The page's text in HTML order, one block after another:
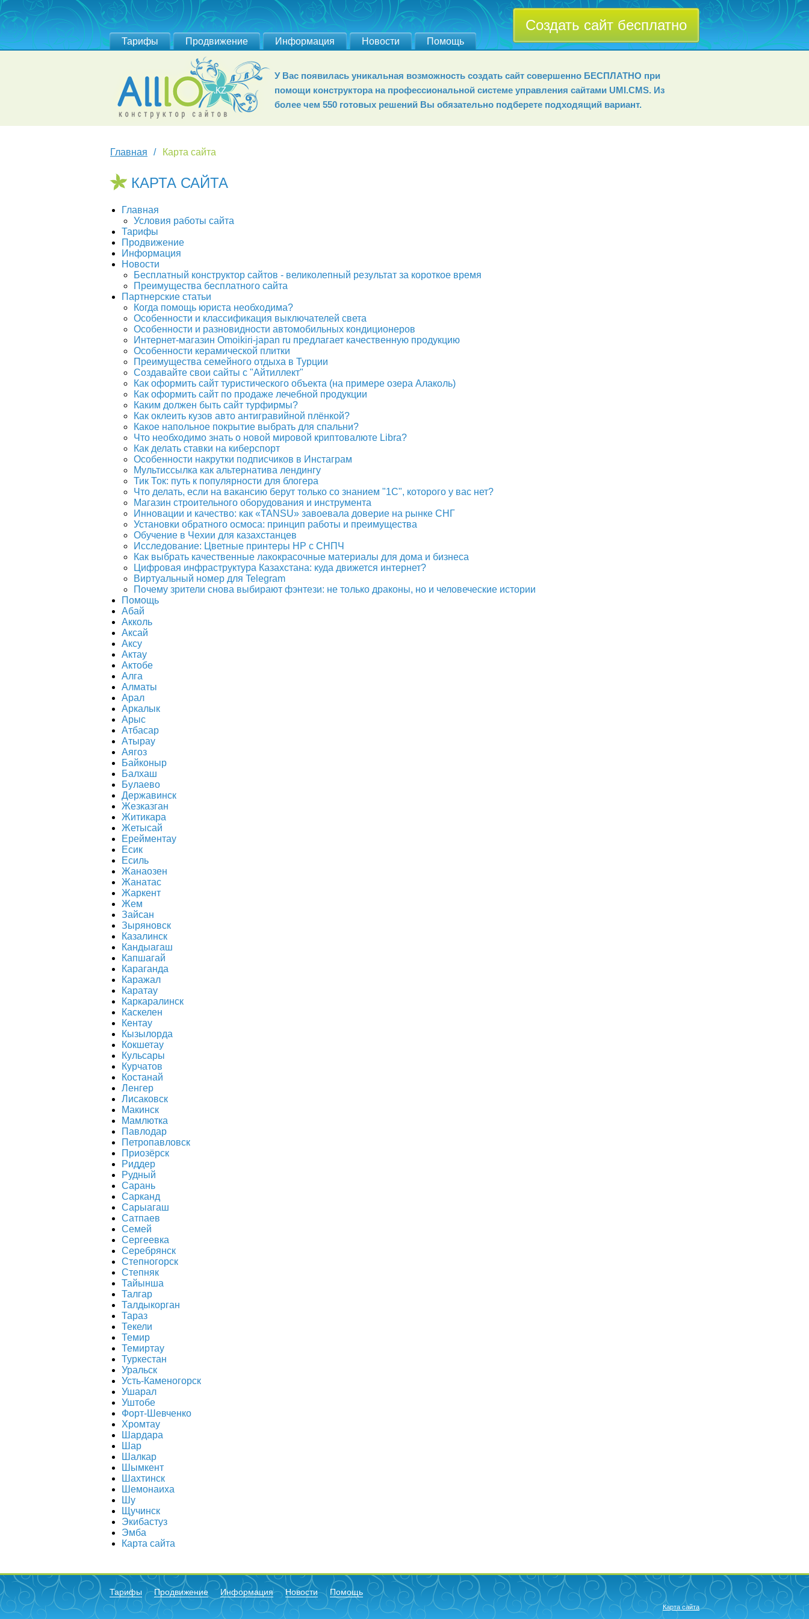
Тарифы Продвижение Информация Новости Помощь
Создать сайт бесплатно
У Вас появилась уникальная возможность создать сайт совершенно БЕСПЛАТНО при
помощи конструктора на профессиональной системе управления сайтами UMI.СMS. Из
более чем 550 готовых решений Вы обязательно подберете подходящий вариант.
Главная Карта сайта
КАРТА САЙТА
Главная
Условия работы сайта
Тарифы
Продвижение
Информация
Новости
Бесплатный конструктор сайтов - великолепный результат за короткое время
Преимущества бесплатного сайта
Партнерские статьи
Когда помощь юриста необходима?
Особенности и классификация выключателей света
Особенности и разновидности автомобильных кондиционеров
Интернет-магазин Omoikiri-japan ru предлагает качественную продукцию
Особенности керамической плитки
Преимущества семейного отдыха в Турции
Создавайте свои сайты с "Айтиллект"
Как оформить сайт туристического объекта (на примере озера Алаколь)
Как оформить сайт по продаже лечебной продукции
Каким должен быть сайт турфирмы?
Как оклеить кузов авто антигравийной плёнкой?
Какое напольное покрытие выбрать для спальни?
Что необходимо знать о новой мировой криптовалюте Libra?
Как делать ставки на киберспорт
Особенности накрутки подписчиков в Инстаграм
Мультиссылка как альтернатива лендингу
Тик Ток: путь к популярности для блогера
Что делать, если на вакансию берут только со знанием "1С", которого у вас нет?
Магазин строительного оборудования и инструмента
Инновации и качество: как «TANSU» завоевала доверие на рынке СНГ
Установки обратного осмоса: принцип работы и преимущества
Обучение в Чехии для казахстанцев
Исследование: Цветные принтеры HP с СНПЧ
Как выбрать качественные лакокрасочные материалы для дома и бизнеса
Цифровая инфраструктура Казахстана: куда движется интернет?
Виртуальный номер для Telegram
Почему зрители снова выбирают фэнтези: не только драконы, но и человеческие истории
Помощь
Абай
Акколь
Аксай
Аксу
Актау
Актобе
Алга
Алматы
Арал
Аркалык
Арыс
Атбасар
Атырау
Аягоз
Байконыр
Балхаш
Булаево
Державинск
Жезказган
Житикара
Жетысай
Ерейментау
Есик
Есиль
Жанаозен
Жанатас
Жаркент
Жем
Зайсан
Зыряновск
Казалинск
Кандыагаш
Капшагай
Караганда
Каражал
Каратау
Каркаралинск
Каскелен
Кентау
Кызылорда
Кокшетау
Кульсары
Курчатов
Костанай
Ленгер
Лисаковск
Макинск
Мамлютка
Павлодар
Петропавловск
Приозёрск
Риддер
Рудный
Сарань
Сарканд
Сарыагаш
Сатпаев
Семей
Сергеевка
Серебрянск
Степногорск
Степняк
Тайынша
Талгар
Талдыкорган
Тараз
Текели
Темир
Темиртау
Туркестан
Уральск
Усть-Каменогорск
Ушарал
Уштобе
Форт-Шевченко
Хромтау
Шардара
Шар
Шалкар
Шымкент
Шахтинск
Шемонаиха
Шу
Щучинск
Экибастуз
Эмба
Карта сайта
Тарифы Продвижение Информация Новости Помощь
Карта сайта